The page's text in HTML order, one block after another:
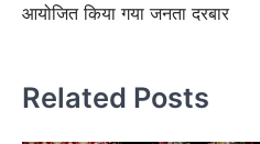
आयोजित किया गया जनता दरबार
Related Posts